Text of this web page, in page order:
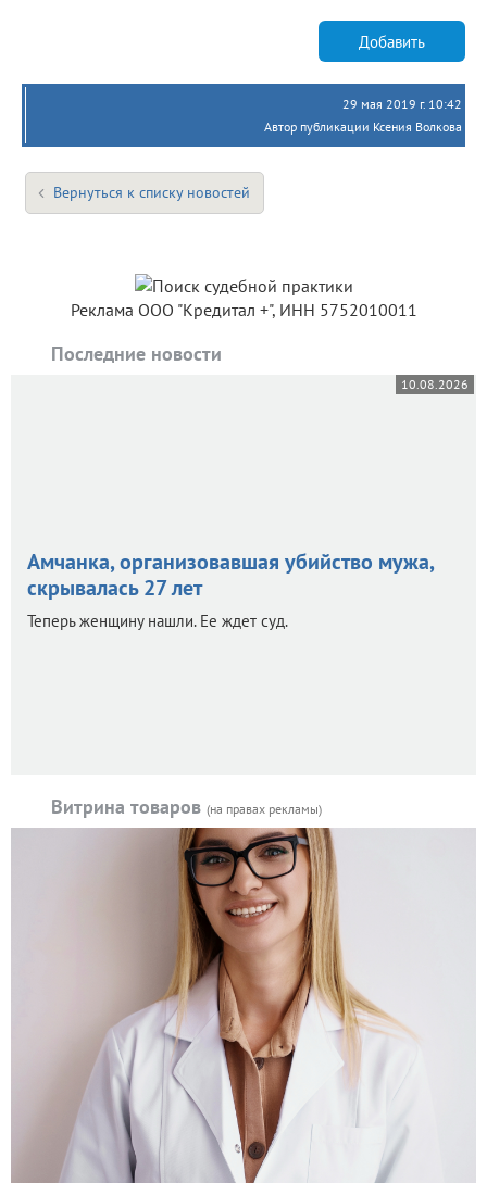
Добавить
29 мая 2019 г. 10:42
Автор публикации Ксения Волкова
Вернуться к списку новостей
Реклама ООО "Кредитал +", ИНН 5752010011
Последние новости
10.08.2026
Амчанка, организовавшая убийство мужа,
скрывалась 27 лет
Теперь женщину нашли. Ее ждет суд.
Витрина товаров (на правах рекламы)